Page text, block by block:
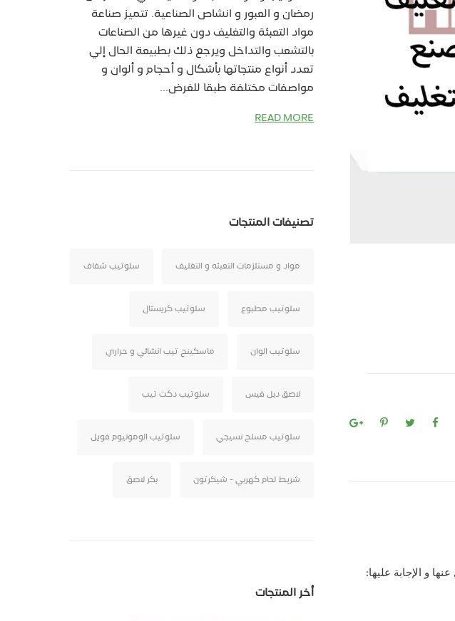
و الإجابة عليها:
رمضان و العبور و انشاص الصناعية. تتميز صناعة
مواد التعبئة والتغليف دون غيرها من الصناعات
بالتشعب والتداخل ويرجع ذلك بطبيعة الحال إلي
تعدد أنواع منتجاتها بأشكال و أحجام و ألوان و
مواصفات مختلفة طبقا للغرض...
READ MORE
تصنيفات المنتجات
مواد و مستلزمات التعبئه و التغليف سلوتيب شفاف
سلوتيب مطبوع سلوتيب كريستال
سلوتيب الوان ماسكينج تيب انشائي و حراري
لاصق دبل فيس سلوتيب دكت تيب
سلوتيب مسلح نسيجي سلوتيب الومونيوم فويل
شريط لحام كهربي - شيكرتون بكر لاصق
أخر المنتجات